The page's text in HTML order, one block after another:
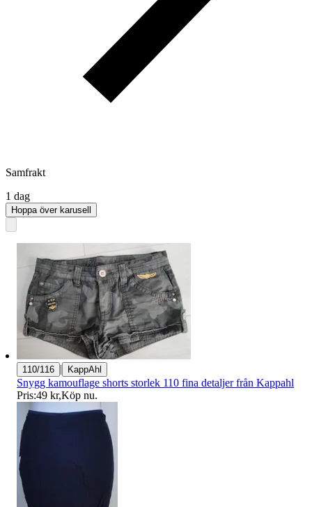
Samfrakt
1 dag
Hoppa över karusell
110/116 | KappAhl
Snygg kamouflage shorts storlek 110 fina detaljer från Kappahl
Pris:49 kr,Köp nu.